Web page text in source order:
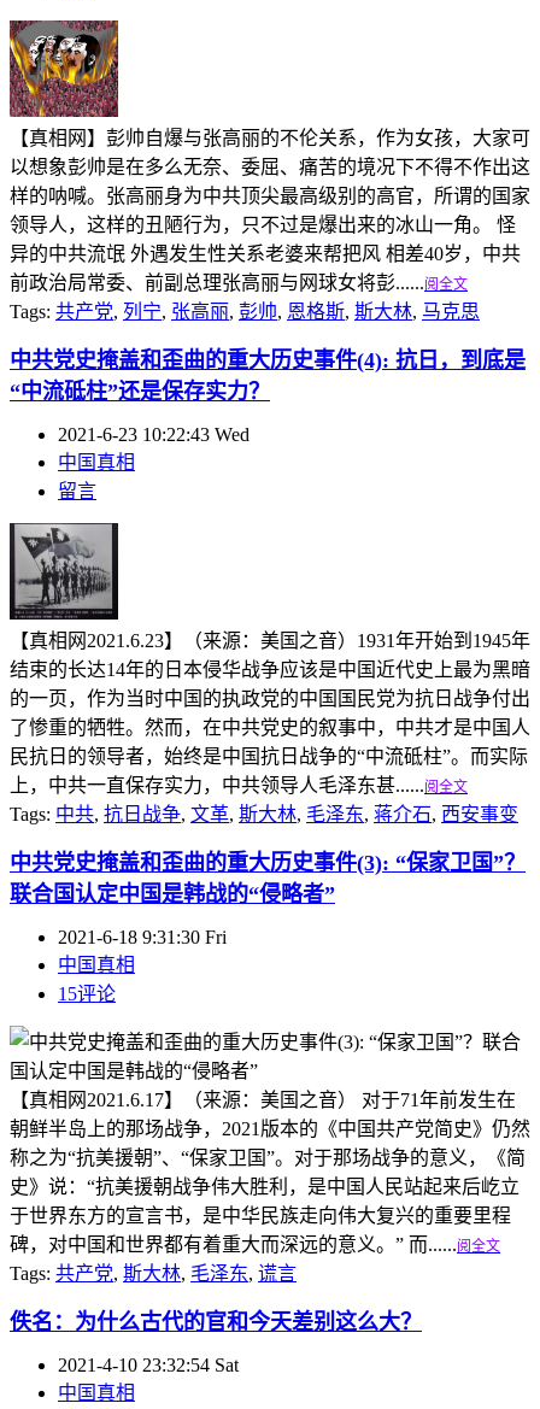
【真相网】彭帅自爆与张高丽的不伦关系，作为女孩，大家可
以想象彭帅是在多么无奈、委屈、痛苦的境况下不得不作出这
样的呐喊。张高丽身为中共顶尖最高级别的高官，所谓的国家
领导人，这样的丑陋行为，只不过是爆出来的冰山一角。 怪
异的中共流氓 外遇发生性关系老婆来帮把风 相差40岁，中共
前政治局常委、前副总理张高丽与网球女将彭......阅全文
Tags: 共产党, 列宁, 张高丽, 彭帅, 恩格斯, 斯大林, 马克思
中共党史掩盖和歪曲的重大历史事件(4): 抗日，到底是
“中流砥柱”还是保存实力？
2021-6-23 10:22:43 Wed
中国真相
留言
【真相网2021.6.23】（来源：美国之音）1931年开始到1945年
结束的长达14年的日本侵华战争应该是中国近代史上最为黑暗
的一页，作为当时中国的执政党的中国国民党为抗日战争付出
了惨重的牺牲。然而，在中共党史的叙事中，中共才是中国人
民抗日的领导者，始终是中国抗日战争的“中流砥柱”。而实际
上，中共一直保存实力，中共领导人毛泽东甚......阅全文
Tags: 中共, 抗日战争, 文革, 斯大林, 毛泽东, 蒋介石, 西安事变
中共党史掩盖和歪曲的重大历史事件(3): “保家卫国”？
联合国认定中国是韩战的“侵略者”
2021-6-18 9:31:30 Fri
中国真相
15评论
【真相网2021.6.17】（来源：美国之音） 对于71年前发生在
朝鲜半岛上的那场战争，2021版本的《中国共产党简史》仍然
称之为“抗美援朝”、“保家卫国”。对于那场战争的意义，《简
史》说：“抗美援朝战争伟大胜利，是中国人民站起来后屹立
于世界东方的宣言书，是中华民族走向伟大复兴的重要里程
碑，对中国和世界都有着重大而深远的意义。” 而......阅全文
Tags: 共产党, 斯大林, 毛泽东, 谎言
佚名：为什么古代的官和今天差别这么大？
2021-4-10 23:32:54 Sat
中国真相